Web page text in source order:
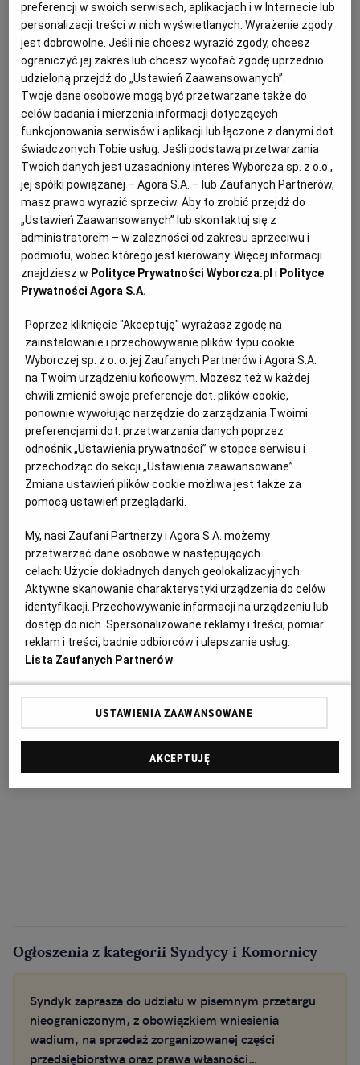
W praktyce egzekucyjnej licytacja ruchomości
przedsiębiorcy rzadko jest czynnością prostą,
ponieważ dotyczy często składników majątku o
specjalistycznym charakterze, zmiennej wartości
rynkowej i istotnym znaczeniu dla prowadzonej
działalności.
Wycena zajętych przez komornika
ruchomości
Podstawą licytacji jest prawidłowe ustalenie
wartości zajętych ruchomości. W pierwszej
kolejności wyceny dokonuje komornik, opierając
informacjach uzyskanych od dłużnika lub
wierzyciela. W przypadku ruchomości typowych,
powszechnie występujących w obrocie, taka
wycena bywa wystarczająca. Jeżeli jednak
przedmiotem egzekucji są maszyny, urządzenia
specjalistyczne, linie technologiczne albo towary o
nietypowych parametrach, konieczne może okazać
się powołanie biegłego. Ponadto niezależnie od
zajętej ruchomości według oceny komornika
przekracza dwadzieścia pięć tysięcy złotych,
komornik jest zobowiązany do powołania biegłego
w celu oszacowania wartości.
Ogłoszenia z kategorii Syndycy i Komornicy
Syndyk zaprasza do udziału w pisemnym przetargu
nieograniczonym, z obowiązkiem wniesienia
wadium, na sprzedaż zorganizowanej części
przedsiębiorstwa oraz prawa własności
preferencji w swoich serwisach, aplikacjach i w Internecie lub
personalizacji treści w nich wyświetlanych. Wyrażenie zgody
jest dobrowolne. Jeśli nie chcesz wyrazić zgody, chcesz
ograniczyć jej zakres lub chcesz wycofać zgodę uprzednio
udzieloną przejdź do „Ustawień Zaawansowanych”.
Twoje dane osobowe mogą być przetwarzane także do
celów badania i mierzenia informacji dotyczących
funkcjonowania serwisów i aplikacji lub łączone z danymi dot.
świadczonych Tobie usług. Jeśli podstawą przetwarzania
Twoich danych jest uzasadniony interes Wyborcza sp. z o.o.,
jej spółki powiązanej – Agora S.A. – lub Zaufanych Partnerów,
masz prawo wyrazić sprzeciw. Aby to zrobić przejdź do
„Ustawień Zaawansowanych” lub skontaktuj się z
administratorem – w zależności od zakresu sprzeciwu i
podmiotu, wobec którego jest kierowany. Więcej informacji
znajdziesz w Polityce Prywatności Wyborcza.pl i Polityce
Prywatności Agora S.A.
Poprzez kliknięcie "Akceptuję" wyrażasz zgodę na
zainstalowanie i przechowywanie plików typu cookie
Wyborczej sp. z o. o. jej Zaufanych Partnerów i Agora S.A.
na Twoim urządzeniu końcowym. Możesz też w każdej
chwili zmienić swoje preferencje dot. plików cookie,
ponownie wywołując narzędzie do zarządzania Twoimi
preferencjami dot. przetwarzania danych poprzez
odnośnik „Ustawienia prywatności” w stopce serwisu i
przechodząc do sekcji „Ustawienia zaawansowane”.
Zmiana ustawień plików cookie możliwa jest także za
pomocą ustawień przeglądarki.
My, nasi Zaufani Partnerzy i Agora S.A. możemy
przetwarzać dane osobowe w następujących
celach:Użycie dokładnych danych geolokalizacyjnych.
Aktywne skanowanie charakterystyki urządzenia do celów
identyfikacji. Przechowywanie informacji na urządzeniu lub
dostęp do nich. Spersonalizowane reklamy i treści, pomiar
reklam i treści, badnie odbiorców i ulepszanie usług.
Lista Zaufanych Partnerów
USTAWIENIA ZAAWANSOWANE
AKCEPTUJĘ